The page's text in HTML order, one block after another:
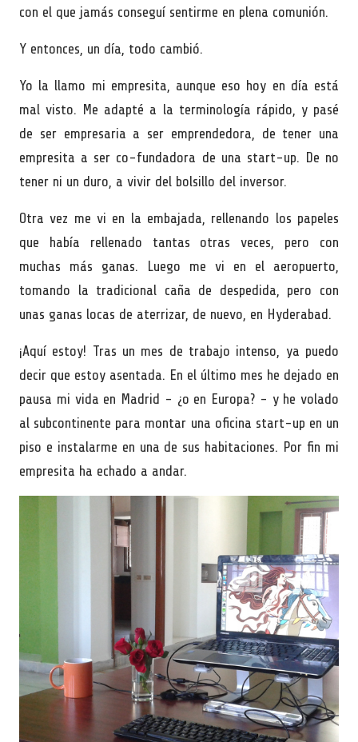
con el que jamás conseguí sentirme en plena comunión.
Y entonces, un día, todo cambió.
Yo la llamo mi empresita, aunque eso hoy en día está
mal visto. Me adapté a la terminología rápido, y pasé
de ser empresaria a ser emprendedora, de tener una
empresita a ser co-fundadora de una start-up. De no
tener ni un duro, a vivir del bolsillo del inversor.
Otra vez me vi en la embajada, rellenando los papeles
que había rellenado tantas otras veces, pero con
muchas más ganas. Luego me vi en el aeropuerto,
tomando la tradicional caña de despedida, pero con
unas ganas locas de aterrizar, de nuevo, en Hyderabad.
¡Aquí estoy! Tras un mes de trabajo intenso, ya puedo
decir que estoy asentada. En el último mes he dejado en
pausa mi vida en Madrid - ¿o en Europa? - y he volado
al subcontinente para montar una oficina start-up en un
piso e instalarme en una de sus habitaciones. Por fin mi
empresita ha echado a andar.